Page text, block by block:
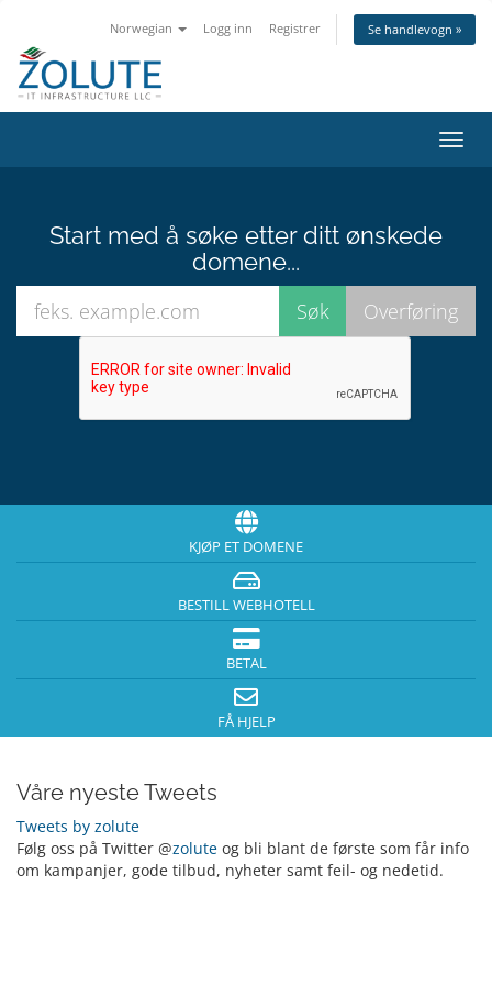
Norwegian Logg inn Registrer Se handlevogn »
Bytt
Start med å søke etter ditt ønskede
domene...
KJØP ET DOMENE
BESTILL WEBHOTELL
BETAL
FÅ HJELP
Våre nyeste Tweets
Tweets by zolute
Følg oss på Twitter @zolute og bli blant de første som får info
om kampanjer, gode tilbud, nyheter samt feil- og nedetid.